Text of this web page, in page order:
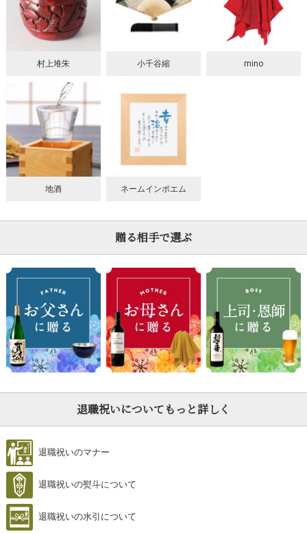
村上堆朱 小千谷縮 mino
地酒 ネームインポエム
贈る相手で選ぶ
退職祝いについてもっと詳しく
退職祝いのマナー
退職祝いの熨斗について
退職祝いの水引について